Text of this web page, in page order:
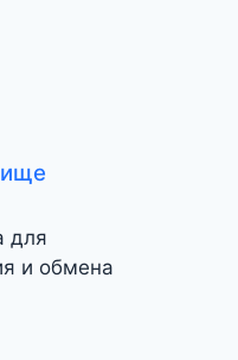
для
и обмена